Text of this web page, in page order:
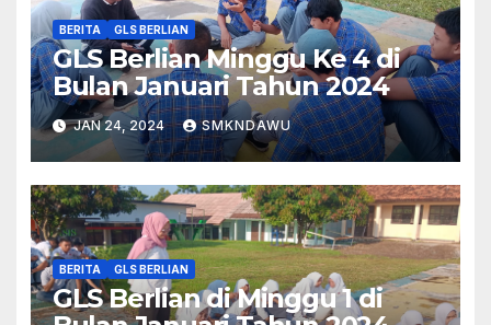
BERITA GLS BERLIAN
GLS Berlian Minggu Ke 4 di
Bulan Januari Tahun 2024
JAN 24, 2024 SMKNDAWU
BERITA GLS BERLIAN
GLS Berlian di Minggu 1 di